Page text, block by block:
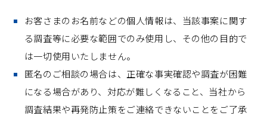
お客さまのお名前などの個人情報は、当該事案に関す
る調査等に必要な範囲でのみ使用し、その他の目的で
は一切使用いたしません。
匿名のご相談の場合は、正確な事実確認や調査が困難
になる場合があり、対応が難しくなること、当社から
調査結果や再発防止策をご連絡できないことをご了承